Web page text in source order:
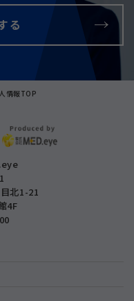
る
情報TOP
目北1-21
4F